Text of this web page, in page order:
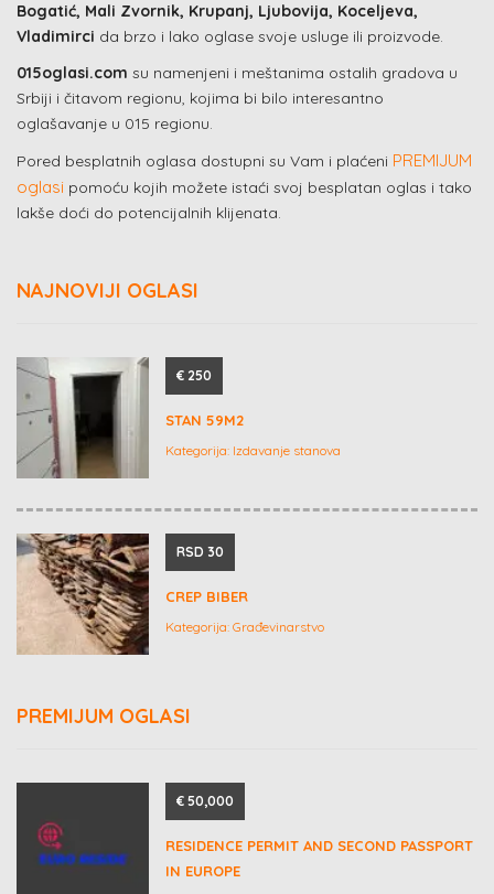
Bogatić, Mali Zvornik, Krupanj, Ljubovija, Koceljeva,
Vladimirci da brzo i lako oglase svoje usluge ili proizvode.
015oglasi.com su namenjeni i meštanima ostalih gradova u
Srbiji i čitavom regionu, kojima bi bilo interesantno
oglašavanje u 015 regionu.
Pored besplatnih oglasa dostupni su Vam i plaćeni PREMIJUM
oglasi pomoću kojih možete istaći svoj besplatan oglas i tako
lakše doći do potencijalnih klijenata.
NAJNOVIJI OGLASI
€ 250
STAN 59M2
Kategorija: Izdavanje stanova
RSD 30
CREP BIBER
Kategorija: Građevinarstvo
PREMIJUM OGLASI
€ 50,000
RESIDENCE PERMIT AND SECOND PASSPORT
IN EUROPE